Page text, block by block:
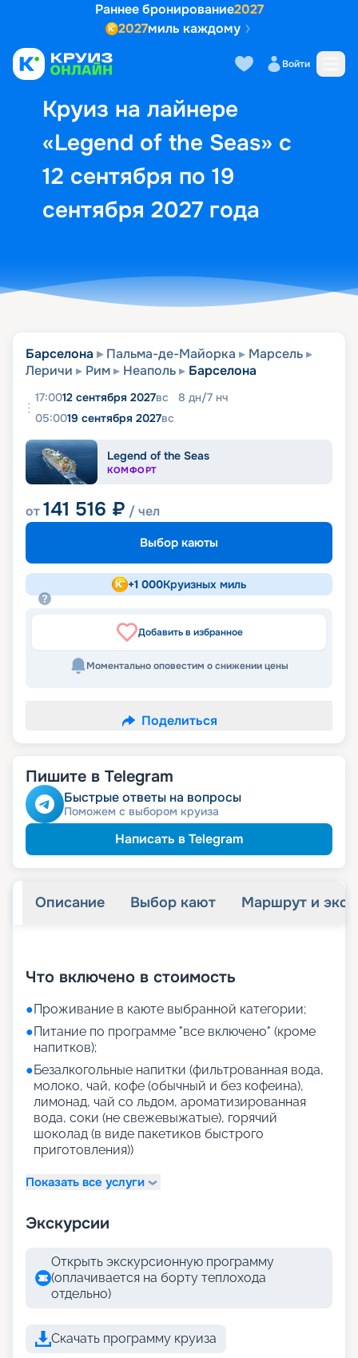
Раннее бронирование2027
2027миль каждому
Войти
Круиз на лайнере
«Legend of the Seas» с
12 сентября по 19
сентября 2027 года
Выбор кают Маршрут и
Барселона Пальма-де-Майорка
Марсель
Леричи
Рим Неаполь Барселона
17:0012 сентября 2027вс 8 дн/7 нч
05:0019 сентября 2027вс
Legend of the Seas
КОМФОРТ
от141 516 ₽ / чел
Выбор каюты
+1 000Круизных миль
Добавить в избранное
Моментально оповестим о снижении цены
Поделиться
Пишите в Telegram
Быстрые ответы на вопросы
Поможем с выбором круиза
Написать в Telegram
Описание Выбор кают Маршрут и
Что включено в стоимость
●Проживание в каюте выбранной категории;
●Питание по программе "все включено" (кроме
напитков);
●Безалкогольные напитки (фильтрованная вода,
молоко, чай, кофе (обычный и без кофеина),
лимонад, чай со льдом, ароматизированная
вода, соки (не свежевыжатые), горячий
шоколад (в виде пакетиков быстрого
приготовления))
Показать все услуги
Экскурсии
Открыть экскурсионную программу
(оплачивается на борту теплохода
отдельно)
Скачать программу круиза